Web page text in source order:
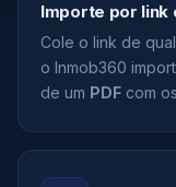
Importe por link
Cole o link de
o Inmob360
de um PDF com